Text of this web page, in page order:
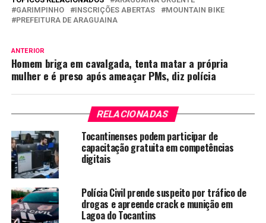
GARIMPINHO
INSCRIÇÕES ABERTAS
MOUNTAIN BIKE
PREFEITURA DE ARAGUAINA
ANTERIOR
Homem briga em cavalgada, tenta matar a própria
mulher e é preso após ameaçar PMs, diz polícia
RELACIONADAS
Tocantinenses podem participar de
capacitação gratuita em competências
digitais
Polícia Civil prende suspeito por tráfico de
drogas e apreende crack e munição em
Lagoa do Tocantins